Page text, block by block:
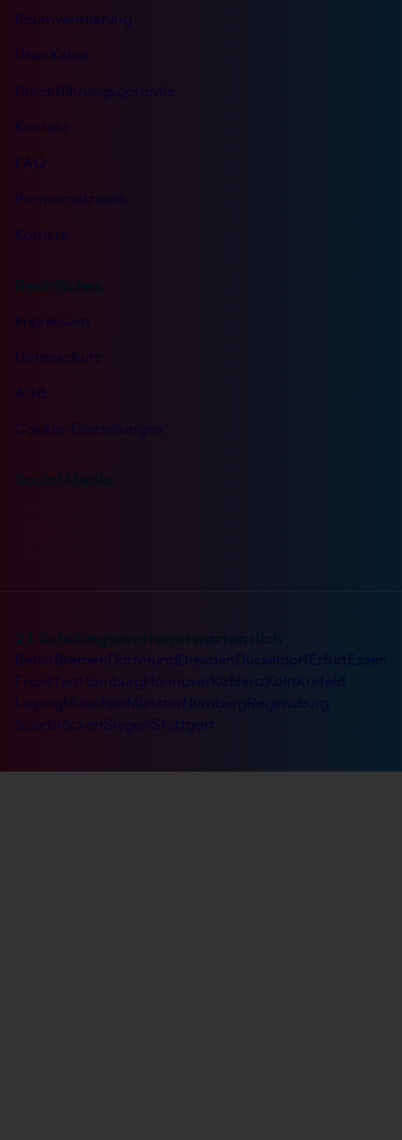
Raumvermietung
Über Kebel
Durchführungsgarantie
Kontakt
FAQ
Partnernetzwerk
Karriere
Rechtliches
Impressum
Datenschutz
AGB
Cookie-Einstellungen
Social Media
21 Schulungszentren erwarten dich
Berlin Bremen Dortmund ErfurtEssen
FrankfurtHamburgHannover
Krefeld
LeipzigMünchen Münster
SaarbrückenSiegen Stuttgart